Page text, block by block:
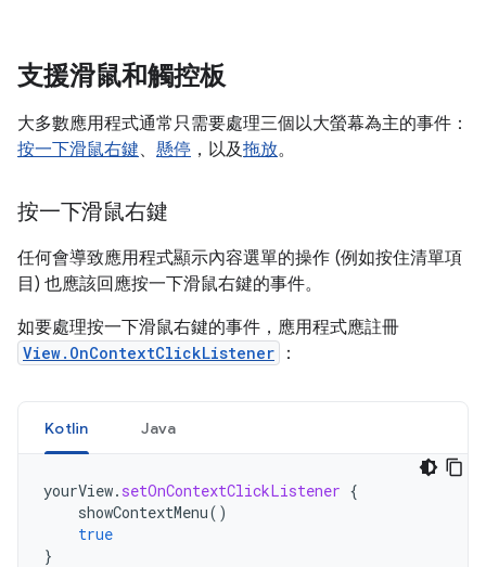
支援滑鼠和觸控板
大多數應用程式通常只需要處理三個以大螢幕為主的事件：
按一下滑鼠右鍵、 懸停 ，以及拖放。
按一下滑鼠右鍵
任何會導致應用程式顯示內容選單的操作 (例如按住清單項
目) 也應該回應按一下滑鼠右鍵的事件。
如要處理按一下滑鼠右鍵的事件，應用程式應註冊
View.OnContextClickListener ：
Kotlin Java
yourView. setOnContextClickListener {
showContextMenu()
true
}